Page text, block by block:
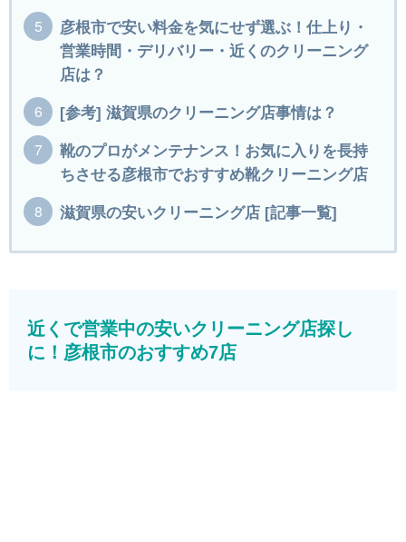
彦根市で安い料金を気にせず選ぶ！仕上り・
営業時間・デリバリー・近くのクリーニング
店は？
[参考] 滋賀県のクリーニング店事情は？
靴のプロがメンテナンス！お気に入りを長持
ちさせる彦根市でおすすめ靴クリーニング店
滋賀県の安いクリーニング店 [記事一覧]
近くで営業中の安いクリーニング店探し
に！彦根市のおすすめ7店